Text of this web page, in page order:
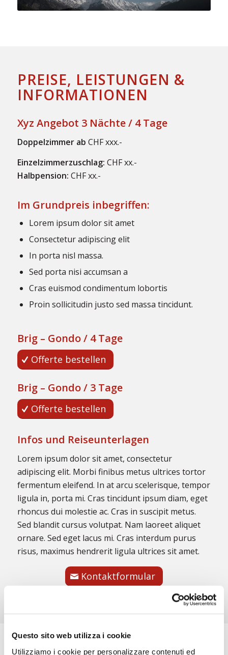
Questo sito web utilizza i cookie
Utilizziamo i cookie per personalizzare contenuti ed
PREISE, LEISTUNGEN &
INFORMATIONEN
Xyz Angebot 3 Nächte / 4 Tage
Doppelzimmer ab CHF xxx.-
Einzelzimmerzuschlag: CHF xx.-
Halbpension: CHF xx.-
Im Grundpreis inbegriffen:
Lorem ipsum dolor sit amet
Consectetur adipiscing elit
In porta nisl massa.
Sed porta nisi accumsan a
Cras euismod condimentum lobortis
Proin sollicitudin justo sed massa tincidunt.
Brig – Gondo / 4 Tage
Offerte bestellen
Brig – Gondo / 3 Tage
Offerte bestellen
Infos und Reiseunterlagen
Lorem ipsum dolor sit amet, consectetur
adipiscing elit. Morbi finibus metus ultrices tortor
fermentum eleifend. In at arcu scelerisque, tempor
ligula in, porta mi. Cras tincidunt ipsum diam, eget
rhoncus dui molestie ac. Cras in suscipit metus.
Sed blandit cursus volutpat. Nam laoreet aliquet
ornare. Sed eget lacus mi. Cras interdum purus
risus, maximus hendrerit ligula ultrices sit amet.
Kontaktformular